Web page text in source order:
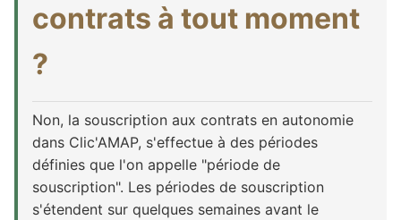
contrats à tout moment
?
Non, la souscription aux contrats en autonomie
dans Clic'AMAP, s'effectue à des périodes
définies que l'on appelle "période de
souscription". Les périodes de souscription
s'étendent sur quelques semaines avant le